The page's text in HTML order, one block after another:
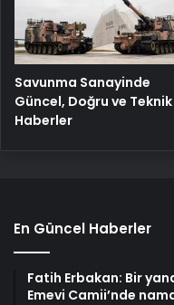
Savunma Sanayinde
Güncel, Doğru ve Teknik
Haberler
En Güncel Haberler
Fatih Erbakan: Bir
Emevi Camii’nde